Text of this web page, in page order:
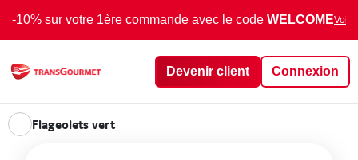
-10% sur votre 1ère commande avec le code WELCOMEVoir
Devenir client Connexion
Flageolets vert